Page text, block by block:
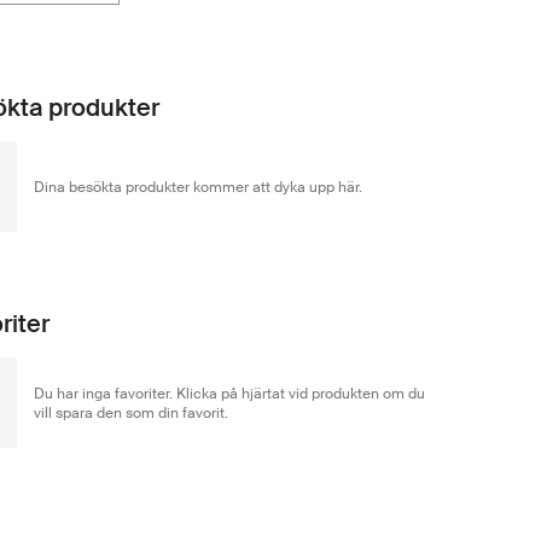
produkter
Dina besökta produkter kommer att dyka upp här.
Du har inga favoriter. Klicka på hjärtat vid produkten om du
vill spara den som din favorit.